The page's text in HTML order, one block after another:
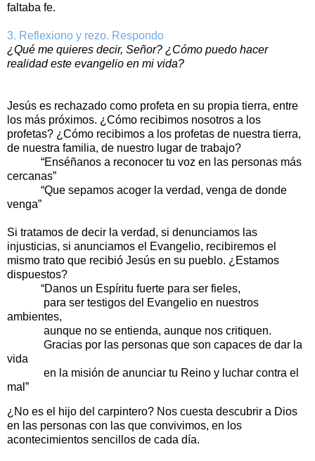
faltaba fe.
3. Reflexiono y rezo. Respondo
¿Qué me quieres decir, Señor? ¿Cómo puedo hacer
realidad este evangelio en mi vida?
Jesús es rechazado como profeta en su propia tierra, entre
los más próximos. ¿Cómo recibimos nosotros a los
profetas? ¿Cómo recibimos a los profetas de nuestra tierra,
de nuestra familia, de nuestro lugar de trabajo?
“Enséñanos a reconocer tu voz en las personas más
cercanas”
“Que sepamos acoger la verdad, venga de donde
venga”
Si tratamos de decir la verdad, si denunciamos las
injusticias, si anunciamos el Evangelio, recibiremos el
mismo trato que recibió Jesús en su pueblo. ¿Estamos
dispuestos?
“Danos un Espíritu fuerte para ser fieles,
para ser testigos del Evangelio en nuestros
ambientes,
aunque no se entienda, aunque nos critiquen.
Gracias por las personas que son capaces de dar la
vida
en la misión de anunciar tu Reino y luchar contra el
mal”
¿No es el hijo del carpintero? Nos cuesta descubrir a Dios
en las personas con las que convivimos, en los
acontecimientos sencillos de cada día.